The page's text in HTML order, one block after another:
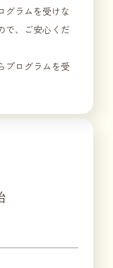
グラムを受けな
で、ご安心くだ
プログラムを受